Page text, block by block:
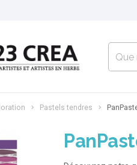
Pastels tendres